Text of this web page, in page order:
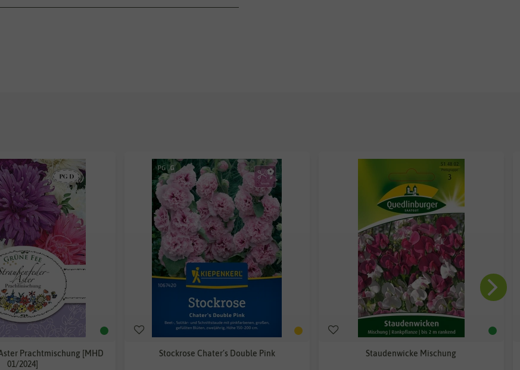
Prachtmischung [MHD
01/2024]
Stockrose Chater’s Double Pink Staudenwicke Mischung